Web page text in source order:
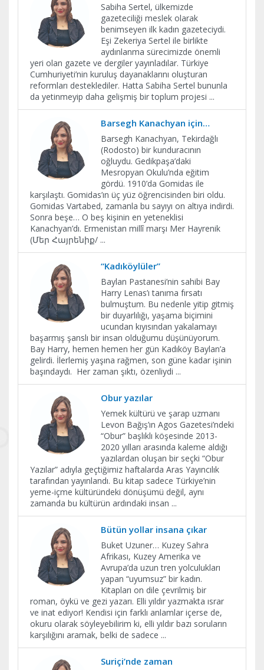
Sabiha Sertel, ülkemizde
gazeteciliği meslek olarak
benimseyen ilk kadın gazeteciydi.
Eşi Zekeriya Sertel ile birlikte
aydınlanma sürecimizde önemli
yeri olan gazete ve dergiler yayınladılar. Türkiye
Cumhuriyeti’nin kuruluş dayanaklarını oluşturan
reformları desteklediler. Hatta Sabiha Sertel bununla
da yetinmeyip daha gelişmiş bir toplum projesi ...
Barsegh Kanachyan için…
Barsegh Kanachyan, Tekirdağlı
(Rodosto) bir kunduracının
oğluydu. Gedikpaşa’daki
Mesropyan Okulu’nda eğitim
gördü. 1910’da Gomidas ile
karşılaştı. Gomidas’ın üç yüz öğrencisinden biri oldu.
Gomidas Vartabed, zamanla bu sayıyı on altıya indirdi.
Sonra beşe… O beş kişinin en yeteneklisi
Kanachyan’dı. Ermenistan millî marşı Mer Hayrenik
(Մեր Հայրենիք/ ...
“Kadıköylüler”
Baylan Pastanesi’nin sahibi Bay
Harry Lenas’ı tanıma fırsatı
bulmuştum. Bu nedenle yitip gitmiş
bir duyarlılığı, yaşama biçimini
ucundan kıyısından yakalamayı
başarmış şanslı bir insan olduğumu düşünüyorum.
Bay Harry, hemen hemen her gün Kadıköy Baylan’a
gelirdi. İlerlemiş yaşına rağmen, son güne kadar işinin
başındaydı. Her zaman şıktı, özenliydi ...
Obur yazılar
Yemek kültürü ve şarap uzmanı
Levon Bağış’ın Agos Gazetesi’ndeki
“Obur” başlıklı köşesinde 2013-
2020 yılları arasında kaleme aldığı
yazılardan oluşan bir seçki “Obur
Yazılar” adıyla geçtiğimiz haftalarda Aras Yayıncılık
tarafından yayınlandı. Bu kitap sadece Türkiye’nin
yeme-içme kültüründeki dönüşümü değil, aynı
zamanda bu kültürün ardındaki insan ...
Bütün yollar insana çıkar
Buket Uzuner… Kuzey Sahra
Afrikası, Kuzey Amerika ve
Avrupa’da uzun tren yolculukları
yapan “uyumsuz” bir kadın.
Kitapları on dile çevrilmiş bir
roman, öykü ve gezi yazarı. Elli yıldır yazmakta ısrar
ve inat ediyor! Kendisi için farklı anlamlar içerse de,
okuru olarak söyleyebilirim ki, elli yıldır bazı soruların
karşılığını aramak, belki de sadece ...
Suriçi’nde zaman